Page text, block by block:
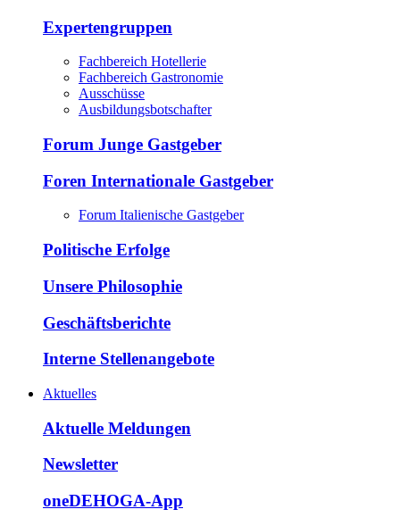
Expertengruppen
Fachbereich Hotellerie
Fachbereich Gastronomie
Ausschüsse
Ausbildungsbotschafter
Forum Junge Gastgeber
Foren Internationale Gastgeber
Forum Italienische Gastgeber
Politische Erfolge
Unsere Philosophie
Geschäftsberichte
Interne Stellenangebote
Aktuelles
Aktuelle Meldungen
Newsletter
oneDEHOGA-App